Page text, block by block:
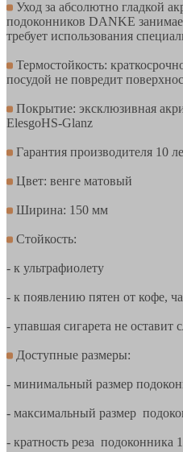
Уход за абсолютно гладкой
подоконников DANKE
требует использования
Термостойкость:
посудой не повредит
Покрытие: эксклюзивная
ElesgoHS-Glanz
Гарантия производителя 10
Цвет: венге матовый
Ширина: 150 мм
Стойкость:
- к ультрафиолету
- к появлению пятен от кофе,
- упавшая сигарета не оставит
Доступные размеры:
- минимальный размер
- максимальный размер
- кратность реза подоконника